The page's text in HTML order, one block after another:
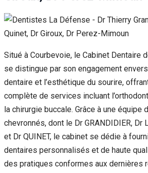
Situé à Courbevoie, le Cabinet Dentaire
se distingue par son engagement
dentaire et l’esthétique du sourire,
complète de services incluant
la chirurgie buccale. Grâce à une équipe
chevronnés, dont le Dr GRANDIDIER, Dr
et Dr QUINET, le cabinet se dédie à
dentaires personnalisés et de haute
des pratiques conformes aux dernières